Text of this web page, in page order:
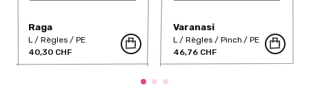
Raga
L Règles
PE
40,30 CHF
Varanasi
L Règles Pinch
PE
46,76 CHF